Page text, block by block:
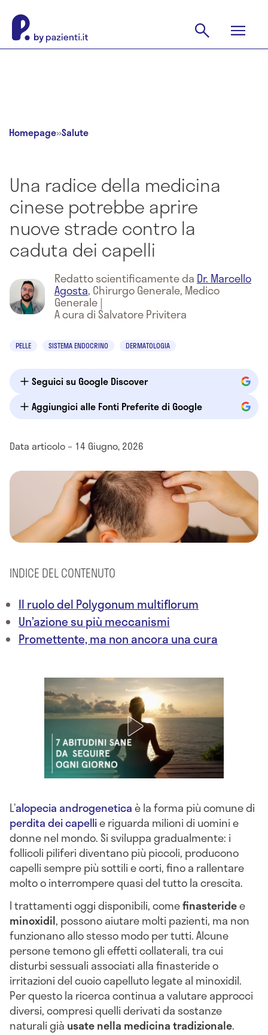
Homepage»Salute
Una radice della medicina
cinese potrebbe aprire
nuove strade contro la
caduta dei capelli
Redatto scientificamente da Dr. Marcello
Agosta, Chirurgo Generale, Medico
Generale|
A cura di Salvatore Privitera
PELLE SISTEMA ENDOCRINO DERMATOLOGIA
Seguici su Google Discover
Aggiungici alle Fonti Preferite di Google
Data articolo – 14 Giugno, 2026
INDICE DEL CONTENUTO
Il ruolo del Polygonum multiflorum
Un’azione su più meccanismi
Promettente, ma non ancora una cura
L’alopecia androgeneticaè la forma più comune di
perdita dei capellie riguarda milioni di uomini e
donne nel mondo. Si sviluppa gradualmente: i
follicoli piliferi diventano più piccoli, producono
capelli sempre più sottili e corti, fino a rallentare
molto o interrompere quasi del tutto la crescita.
I trattamenti oggi disponibili, comefinasteridee
minoxidil, possono aiutare molti pazienti, ma non
funzionano allo stesso modo per tutti. Alcune
persone temono gli effetti collaterali, tra cui
disturbi sessuali associati alla finasteride o
irritazioni del cuoio capelluto legate al minoxidil.
Per questo la ricerca continua a valutare approcci
diversi, compresi quelli derivati da sostanze
naturali già usate nella medicina tradizionale.